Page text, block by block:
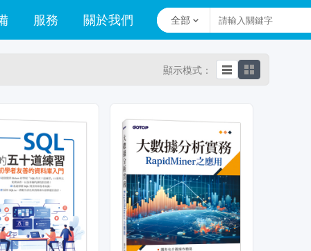
服務 關於我們 全部
顯示模式：